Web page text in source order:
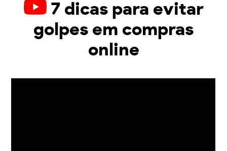
7 dicas para evitar
golpes em compras
online